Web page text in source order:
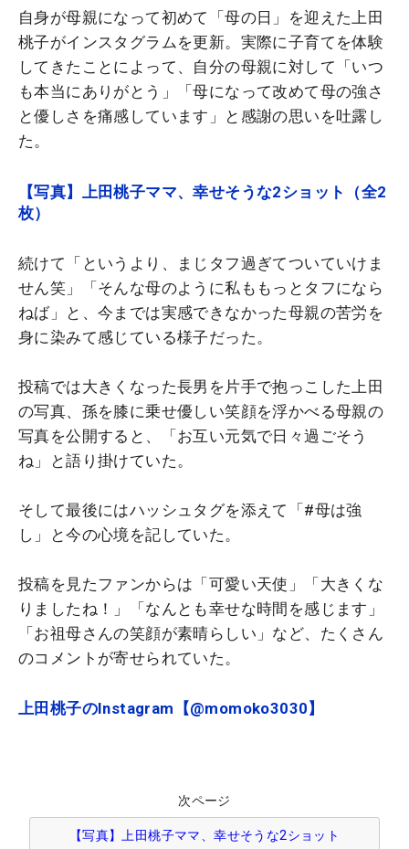
自身が母親になって初めて「母の日」を迎えた上田
桃子がインスタグラムを更新。実際に子育てを体験
してきたことによって、自分の母親に対して「いつ
も本当にありがとう」「母になって改めて母の強さ
と優しさを痛感しています」と感謝の思いを吐露し
た。
【写真】上田桃子ママ、幸せそうな2ショット（全2
枚）
続けて「というより、まじタフ過ぎてついていけま
せん笑」「そんな母のように私ももっとタフになら
ねば」と、今までは実感できなかった母親の苦労を
身に染みて感じている様子だった。
投稿では大きくなった長男を片手で抱っこした上田
の写真、孫を膝に乗せ優しい笑顔を浮かべる母親の
写真を公開すると、「お互い元気で日々過ごそう
ね」と語り掛けていた。
そして最後にはハッシュタグを添えて「#母は強
し」と今の心境を記していた。
投稿を見たファンからは「可愛い天使」「大きくな
りましたね！」「なんとも幸せな時間を感じます」
「お祖母さんの笑顔が素晴らしい」など、たくさん
のコメントが寄せられていた。
上田桃子のInstagram【@momoko3030】
次ページ
【写真】上田桃子ママ、幸せそうな2ショット